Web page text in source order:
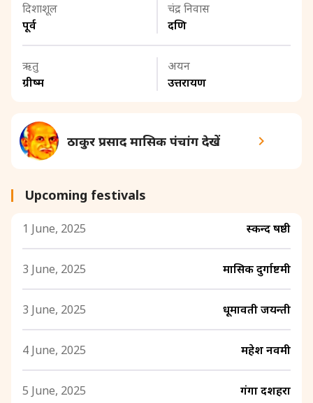
दिशाशूल
पूर्व
चंद्र निवास
दक्षिण
ऋतु
ग्रीष्म
अयन
उत्तरायण
ठाकुर प्रसाद मासिक पंचांग देखें
Upcoming festivals
1 June, 2025 स्कन्द षष्ठी
3 June, 2025 मासिक दुर्गाष्टमी
3 June, 2025 धूमावती जयन्ती
4 June, 2025 महेश नवमी
5 June, 2025 गंगा दशहरा